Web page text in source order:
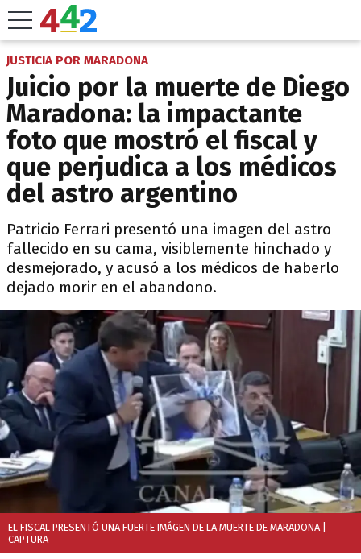
JUSTICIA POR MARADONA
Juicio por la muerte de Diego
Maradona: la impactante
foto que mostró el fiscal y
que perjudica a los médicos
del astro argentino
Patricio Ferrari presentó una imagen del astro
fallecido en su cama, visiblemente hinchado y
desmejorado, y acusó a los médicos de haberlo
dejado morir en el abandono.
EL FISCAL PRESENTÓ UNA FUERTE IMÁGEN DE LA MUERTE DE MARADONA
CAPTURA